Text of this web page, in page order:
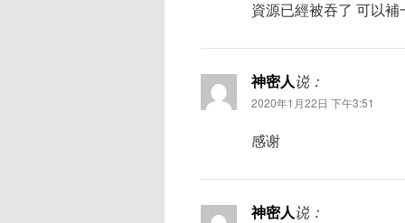
資源已經被吞了 可以補
神密人说：
2020年1月22日 下午3:51
感谢
神密人说：